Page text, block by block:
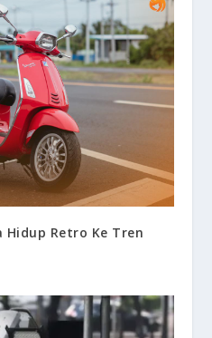
Hidup Retro Ke Tren